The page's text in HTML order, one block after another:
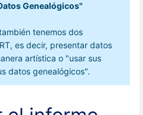
Genealógicos"
tenemos dos
es decir, presentar datos
artística o "usar sus
datos genealógicos".